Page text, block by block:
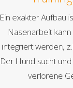
Ein exakter Aufbau
Nasenarbeit
integriert werden,
Der Hund sucht
verlorene